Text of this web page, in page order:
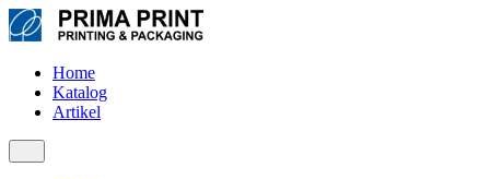
Home
Katalog
Artikel